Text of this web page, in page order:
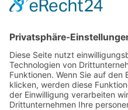
Telefon
E-Mail
Erwünschte Bewerbungsart